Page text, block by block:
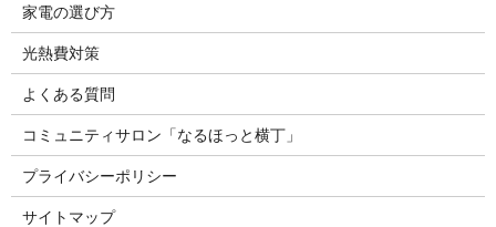
家電の選び方
光熱費対策
よくある質問
コミュニティサロン「なるほっと横丁」
プライバシーポリシー
サイトマップ